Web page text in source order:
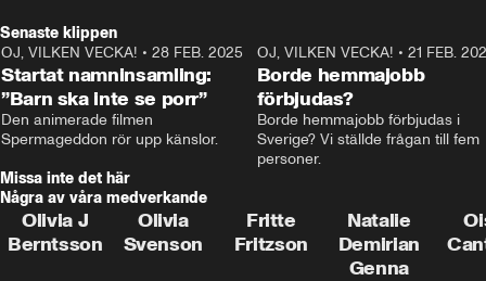
Cantwell och Karin Pettersson.
Senaste klippen
2:40
OJ, VILKEN VECKA! • 28 FEB. 2025
Startat namninsamling:
”Barn ska inte se porr”
Den animerade filmen
Spermageddon rör upp känslor.
OJ, VILKEN VECKA! • 21 FEB.
Borde hemmajobb
förbjudas?
Borde hemmajobb förbjudas i
Sverige? Vi ställde frågan till fem
personer.
Missa inte det här
Några av våra medverkande
Olivia J
Berntsson
Olivia
Svenson
Fritte
Fritzson
Natalie
Demirian
Genna